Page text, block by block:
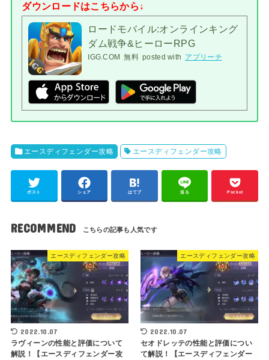
ダウンロードはこちらから↓
ロードモバイル:オンラインキング
ダム戦争&ヒーローRPG
IGG.COM 無料 posted with アプリーチ
エースディフェンダー攻略 エースディフェンダー攻略
ポスト シェア はてブ 送る Pocket
RECOMMEND
エースディフェンダー攻略
2022.10.07
ラヴィーンの性能と評価について
解説！【エースディフェンダー攻
エースディフェンダー攻略
2022.10.07
セオドレッテの性能と評価につい
て解説！【エースディフェンダー